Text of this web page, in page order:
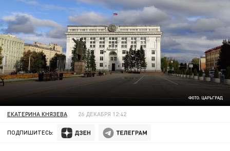
ФОТО: ЦАРЬГРАД
ЕКАТЕРИНА КНЯЗЕВА 26 ДЕКАБРЯ 12:42
ПОДПИШИТЕСЬ: